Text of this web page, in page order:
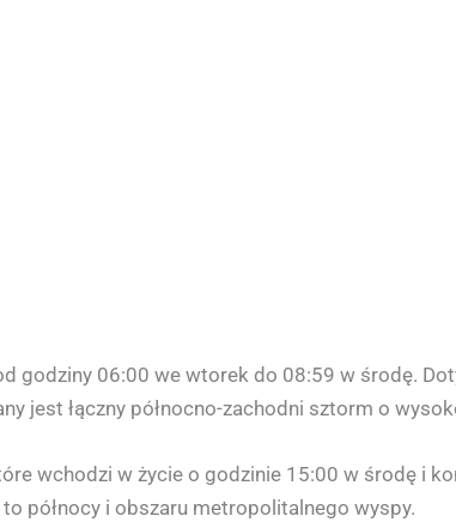
godziny 06:00 we wtorek do 08:59 w środę.
jest łączny północno-zachodni sztorm o
wchodzi w życie o godzinie 15:00 w środę i
północy i obszaru metropolitalnego wyspy.